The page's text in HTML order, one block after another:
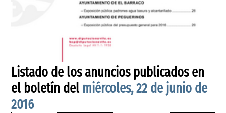
Listado de los anuncios publicados en
el boletín del miércoles, 22 de junio de
2016